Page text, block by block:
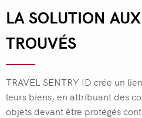
LA SOLUTION
TROUVÉS
TRAVEL SENTRY ID crée un
leurs biens, en attribuant des
objets devant être protégés